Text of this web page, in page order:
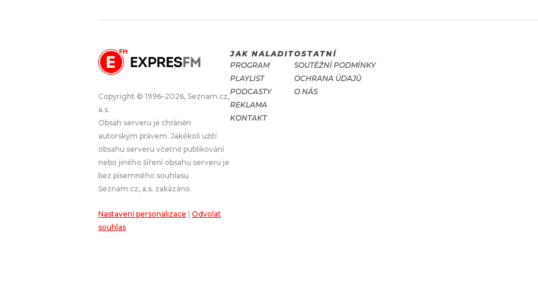
JAK NALADIT
APLIKACE
PROGRAM
SOUTĚŽE
Copyright © 1996–2026, Seznam.cz,
a.s.
Obsah serveru je chráněn
autorským právem. Jakékoli užití
obsahu serveru včetně publikování
nebo jiného šíření obsahu serveru je
bez písemného souhlasu
Seznam.cz, a.s. zakázáno.
Nastavení personalizace
Odvolat
souhlas
JAK NALADIT
PROGRAM
PLAYLIST
PODCASTY
REKLAMA
KONTAKT
OSTATNÍ
SOUTĚŽNÍ PODMÍNKY
OCHRANA ÚDAJŮ
O NÁS